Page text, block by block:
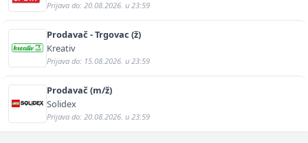
Prijava do: 20.08.2026. u 23:59
Prodavač - Trgovac (ž)
Kreativ
Prijava do: 15.08.2026. u 23:59
Prodavač (m/ž)
Solidex
Prijava do: 20.08.2026. u 23:59